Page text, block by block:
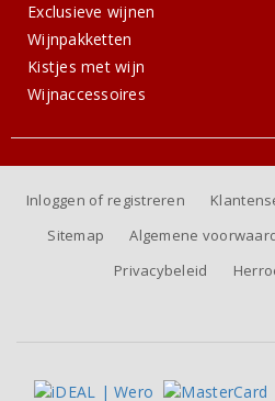
Exclusieve wijnen
Wijnpakketten
Kistjes met wijn
Wijnaccessoires
Inloggen of registreren
Sitemap
Algemene
Privacybeleid